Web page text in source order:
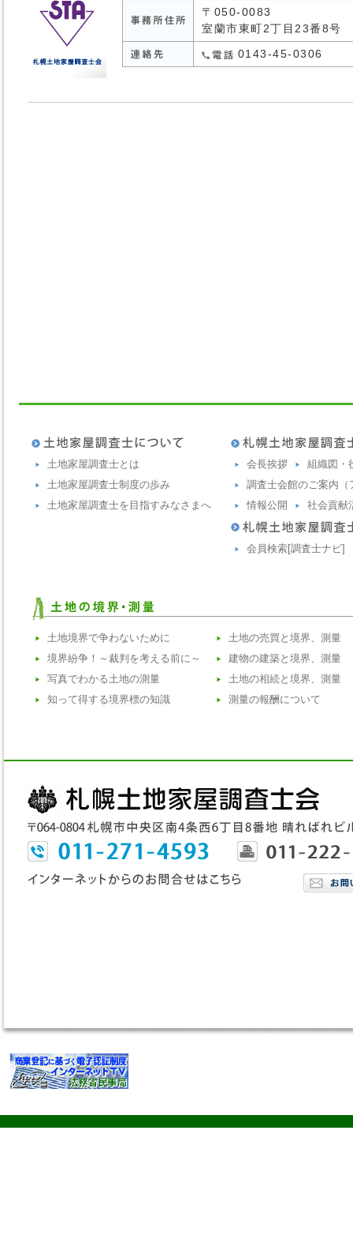
〒050-0083
室蘭市東町2丁目23番8号
0143-45-0306
土地家屋調査士とは
土地家屋調査士制度の歩み
土地家屋調査士を目指すみなさまへ
会長挨拶
組織図・
調査士会館のご案内（
情報公開
社会貢献
会員検索[調査士ナビ]
土地境界で争わないために
境界紛争！～裁判を考える前に～
写真でわかる土地の測量
知って得する境界標の知識
土地の売買と境界、測量
建物の建築と境界、測量
土地の相続と境界、測量
測量の報酬について